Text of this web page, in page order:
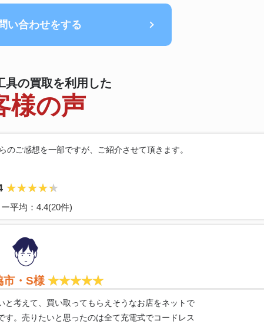
い合わせをする
具の買取を利用した
様の声
のご感想を一部ですが、ご紹介させて頂きます。
平均：4.4(20件)
市・S様
と考えて、買い取ってもらえそうなお店をネットで
す。売りたいと思ったのは全て充電式でコードレス